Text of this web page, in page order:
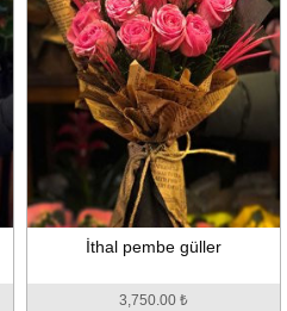
İthal pembe güller
3,750.00 ₺